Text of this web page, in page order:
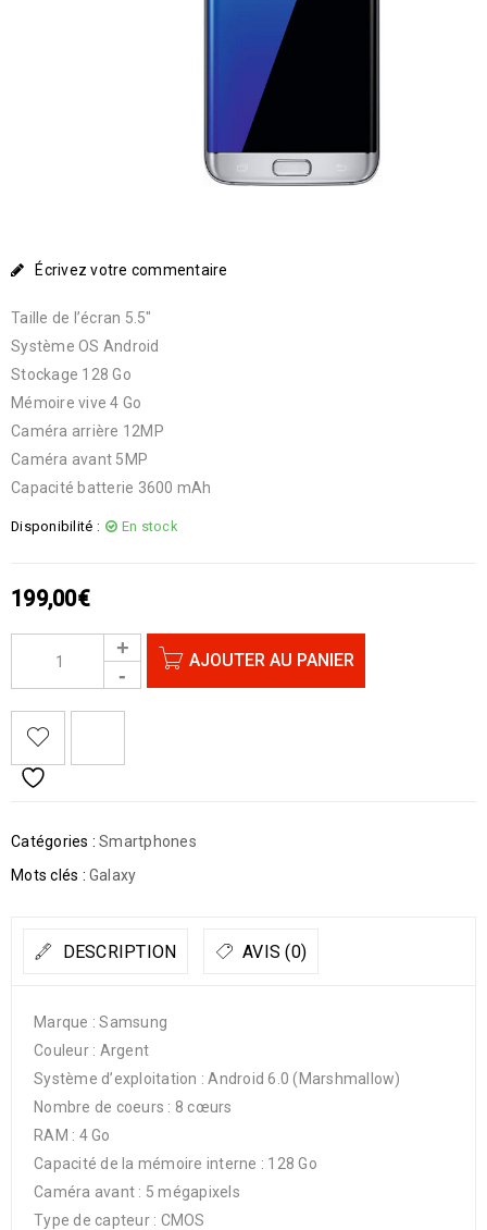
Écrivez votre commentaire
Taille de l’écran 5.5″
Système OS Android
Stockage 128 Go
Mémoire vive 4 Go
Caméra arrière 12MP
Caméra avant 5MP
Capacité batterie 3600 mAh
Disponibilité : En stock
199,00€
AJOUTER AU PANIER
Catégories : Smartphones
Mots clés : Galaxy
DESCRIPTION AVIS (0)
Marque : Samsung
Couleur : Argent
Système d’exploitation : Android 6.0 (Marshmallow)
Nombre de coeurs : 8 cœurs
RAM : 4 Go
Capacité de la mémoire interne : 128 Go
Caméra avant : 5 mégapixels
Type de capteur : CMOS